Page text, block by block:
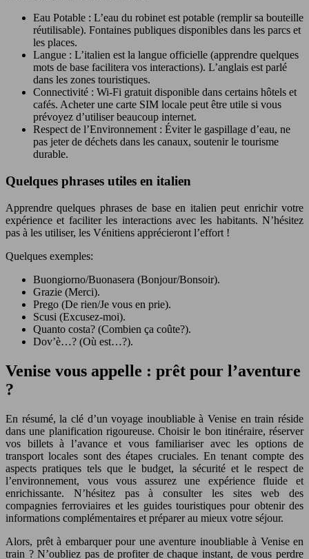
Eau Potable : L’eau du robinet est potable (remplir sa bouteille
réutilisable). Fontaines publiques disponibles dans les parcs et
les places.
Langue : L’italien est la langue officielle (apprendre quelques
mots de base facilitera vos interactions). L’anglais est parlé
dans les zones touristiques.
Connectivité : Wi-Fi gratuit disponible dans certains hôtels et
cafés. Acheter une carte SIM locale peut être utile si vous
prévoyez d’utiliser beaucoup internet.
Respect de l’Environnement : Éviter le gaspillage d’eau, ne
pas jeter de déchets dans les canaux, soutenir le tourisme
durable.
Quelques phrases utiles en italien
Apprendre quelques phrases de base en italien peut enrichir votre
expérience et faciliter les interactions avec les habitants. N’hésitez
pas à les utiliser, les Vénitiens apprécieront l’effort !
Quelques exemples:
Buongiorno/Buonasera (Bonjour/Bonsoir).
Grazie (Merci).
Prego (De rien/Je vous en prie).
Scusi (Excusez-moi).
Quanto costa? (Combien ça coûte?).
Dov’è…? (Où est…?).
Venise vous appelle : prêt pour l’aventure
?
En résumé, la clé d’un voyage inoubliable à Venise en train réside
dans une planification rigoureuse. Choisir le bon itinéraire, réserver
vos billets à l’avance et vous familiariser avec les options de
transport locales sont des étapes cruciales. En tenant compte des
aspects pratiques tels que le budget, la sécurité et le respect de
l’environnement, vous vous assurez une expérience fluide et
enrichissante. N’hésitez pas à consulter les sites web des
compagnies ferroviaires et les guides touristiques pour obtenir des
informations complémentaires et préparer au mieux votre séjour.
Alors, prêt à embarquer pour une aventure inoubliable à Venise en
train ? N’oubliez pas de profiter de chaque instant, de vous perdre